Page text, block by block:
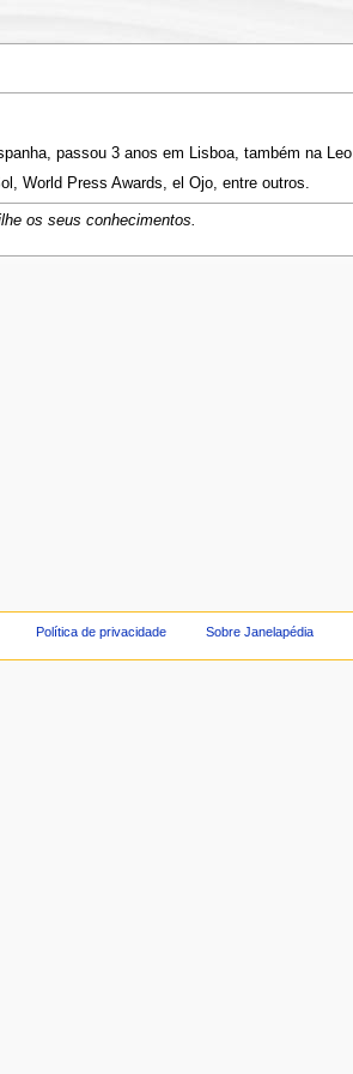
passou 3 anos em Lisboa, também na Leo
World Press Awards, el Ojo, entre outros.
os seus conhecimentos.
Política de privacidade Sobre Janelapédia